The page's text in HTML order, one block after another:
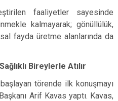
faaliyetler sayesinde
kalmayarak; gönüllülük,
fayda üretme alanlarında da
Bireylerle Atılır
törende ilk konuşmayı
Arif Kavas yaptı. Kavas,